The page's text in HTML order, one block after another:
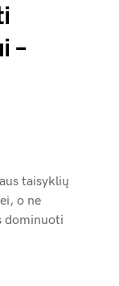
–
taisyklių
o ne
dominuoti